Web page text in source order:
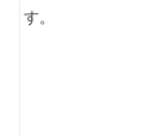
す。